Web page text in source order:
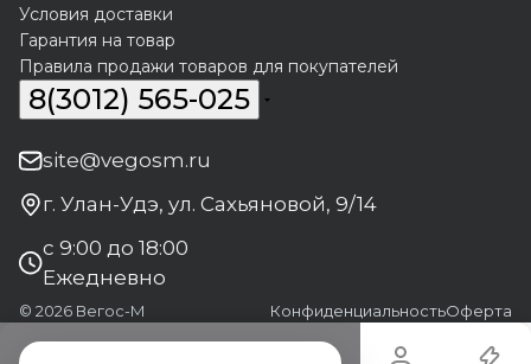
Условия доставки
Гарантия на товар
Правила продажи товаров для покупателей
8(3012) 565-025
site@vegosm.ru
г. Улан-Удэ, ул. Сахьяновой, 9/14
с 9:00 до 18:00
Ежедневно
© 2026 Вегос-М КонфиденциальностьОферта